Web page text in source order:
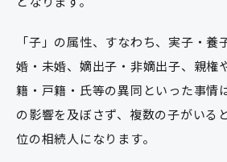
「子」の属性、すなわち、実子・養
婚・未婚、嫡出子・非嫡出子、親権
籍・戸籍・氏等の異同といった事情
の影響を及ぼさず、複数の子がいる
位の相続人になります。